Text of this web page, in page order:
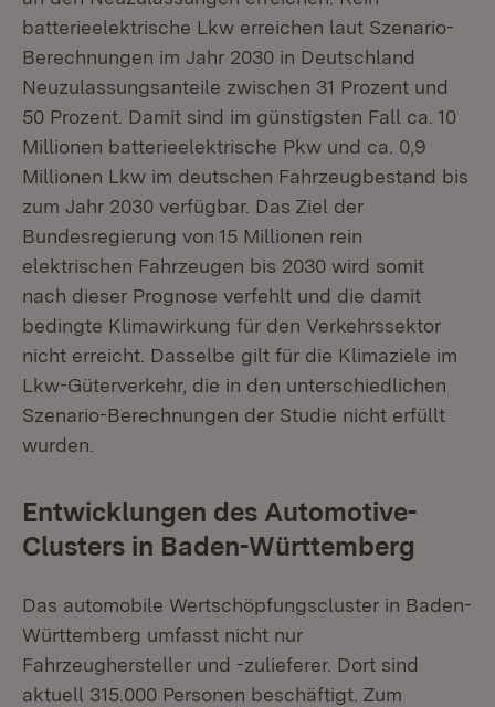
batterieelektrische Lkw erreichen laut Szenario-
Berechnungen im Jahr 2030 in Deutschland
Neuzulassungsanteile zwischen 31 Prozent und
50 Prozent. Damit sind im günstigsten Fall ca. 10
Millionen batterieelektrische Pkw und ca. 0,9
Millionen Lkw im deutschen Fahrzeugbestand bis
zum Jahr 2030 verfügbar. Das Ziel der
Bundesregierung von 15 Millionen rein
elektrischen Fahrzeugen bis 2030 wird somit
nach dieser Prognose verfehlt und die damit
bedingte Klimawirkung für den Verkehrssektor
nicht erreicht. Dasselbe gilt für die Klimaziele im
Lkw-Güterverkehr, die in den unterschiedlichen
Szenario-Berechnungen der Studie nicht erfüllt
wurden.
Entwicklungen des Automotive-
Clusters in Baden-Württemberg
Das automobile Wertschöpfungscluster in Baden-
Württemberg umfasst nicht nur
Fahrzeughersteller und -zulieferer. Dort sind
aktuell 315.000 Personen beschäftigt. Zum